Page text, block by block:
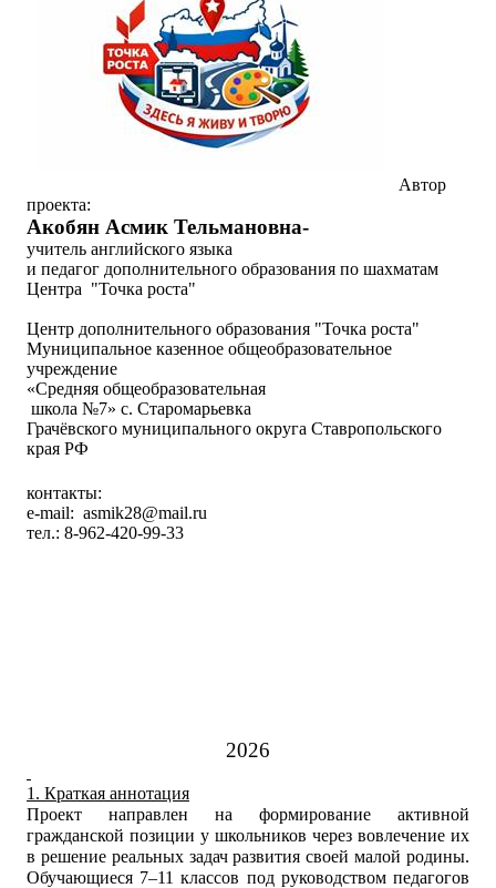
Автор
проекта:
Акобян Асмик Тельмановна-
учитель английского языка
и педагог дополнительного образования по шахматам
Центра "Точка роста"
Центр дополнительного образования "Точка роста"
Муниципальное казенное общеобразовательное
учреждение
«Средняя общеобразовательная
школа №7» с. Старомарьевка
Грачёвского муниципального округа Ставропольского
края РФ
контакты:
e-mail: asmik28@mail.ru
тел.: 8-962-420-99-33
2026
1. Краткая аннотация
Проект направлен на формирование активной
гражданской позиции у школьников через вовлечение их
в решение реальных задач развития своей малой родины.
Обучающиеся 7–11 классов под руководством педагогов